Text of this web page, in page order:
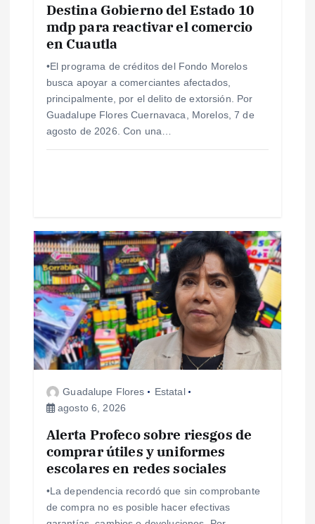
s
Destina Gobierno del Estado 10
mdp para reactivar el comercio
en Cuautla
•El programa de créditos del Fondo Morelos
busca apoyar a comerciantes afectados,
principalmente, por el delito de extorsión. Por
Guadalupe Flores Cuernavaca, Morelos, 7 de
agosto de 2026. Con una…
Guadalupe Flores
Estatal
agosto 6, 2026
Alerta Profeco sobre riesgos de
comprar útiles y uniformes
escolares en redes sociales
•La dependencia recordó que sin comprobante
de compra no es posible hacer efectivas